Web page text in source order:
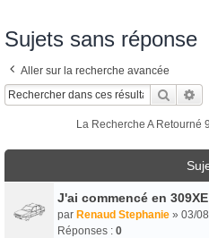
Sujets sans réponse
Aller sur la recherche avancée
La Recherche A Retourné
J'ai commencé en 309XE
par Renaud Stephanie » 03/
Réponses : 0